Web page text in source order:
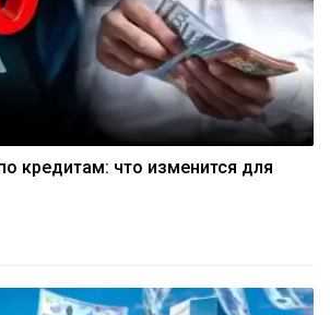
кредитам: что изменится для